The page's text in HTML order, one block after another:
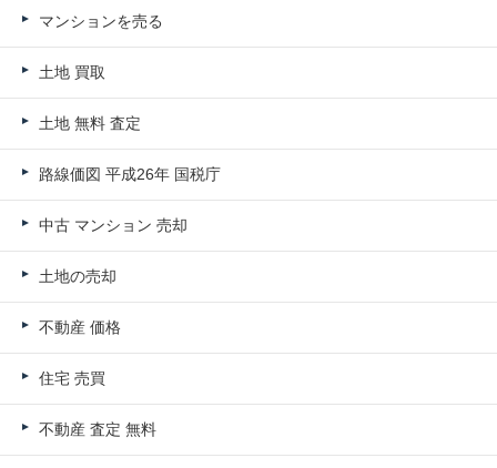
マンションを売る
土地 買取
土地 無料 査定
路線価図 平成26年 国税庁
中古 マンション 売却
土地の売却
不動産 価格
住宅 売買
不動産 査定 無料